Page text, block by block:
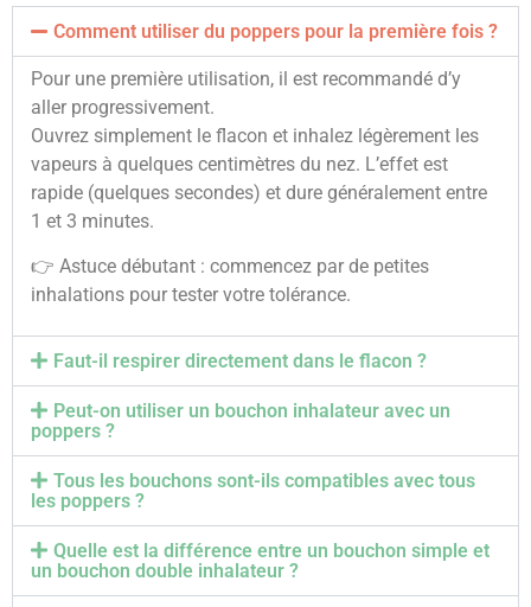
Comment utiliser du poppers pour la première fois ?
Pour une première utilisation, il est recommandé d’y
aller progressivement.
Ouvrez simplement le flacon et inhalez légèrement les
vapeurs à quelques centimètres du nez. L’effet est
rapide (quelques secondes) et dure généralement entre
1 et 3 minutes.
👉 Astuce débutant : commencez par de petites
inhalations pour tester votre tolérance.
Faut-il respirer directement dans le flacon ?
Peut-on utiliser un bouchon inhalateur avec un
poppers ?
Tous les bouchons sont-ils compatibles avec tous
les poppers ?
Quelle est la différence entre un bouchon simple et
un bouchon double inhalateur ?